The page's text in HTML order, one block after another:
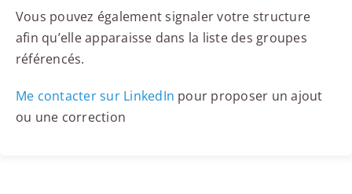
Vous pouvez également signaler votre structure
afin qu’elle apparaisse dans la liste des groupes
référencés.
Me contacter sur LinkedIn pour proposer un ajout
ou une correction